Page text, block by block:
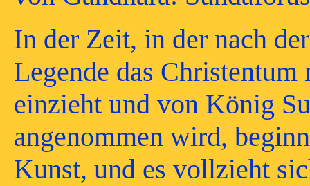
In der Zeit, in der nach
Legende das
einzieht und von König
angenommen wird,
Kunst, und es vollzieht